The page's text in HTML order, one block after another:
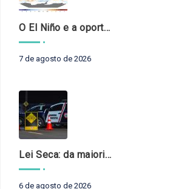
O El Niño e a oportunidade de fortalecer o controle externo das políticas climáticas
7 de agosto de 2026
Lei Seca: da maioridade à maturidade
6 de agosto de 2026